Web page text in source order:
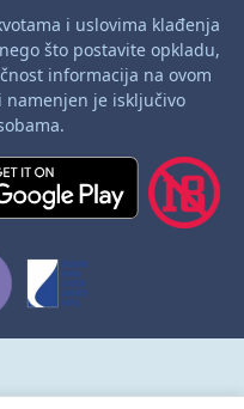
i uslovima klađenja
što postavite opkladu,
informacija na ovom
namenjen je isključivo